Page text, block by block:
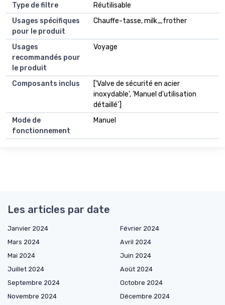
Type de filtre
Réutilisable
Usages spécifiques
pour le produit
Chauffe-tasse, milk_frother
Usages
recommandés pour
le produit
Voyage
Composants inclus
['Valve de sécurité en acier
inoxydable', 'Manuel d'utilisation
détaillé']
Mode de
fonctionnement
Manuel
Les articles par date
Janvier 2024
Février 2024
Mars 2024
Avril 2024
Mai 2024
Juin 2024
Juillet 2024
Août 2024
Septembre 2024
Octobre 2024
Novembre 2024
Décembre 2024